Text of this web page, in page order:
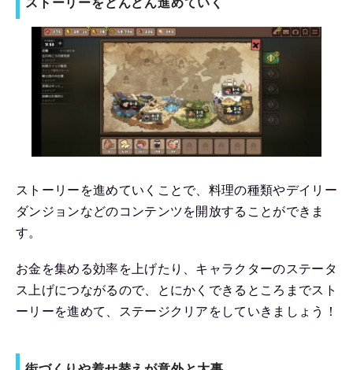
ストーリーを進めていくことで、料理の種類やデイリー
ダンジョンなどのコンテンツを開放することができま
す。
お金を集める効率を上げたり、キャラクターのステータ
ス上げにつながるので、とにかくできるところまでスト
ーリーを進めて、ステージクリアをしていきましょう！